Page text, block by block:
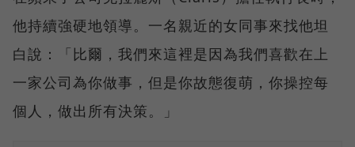
他持續強硬地領導。一名親近的女同事來找他坦
白說：「比爾，我們來這裡是因為我們喜歡在上
一家公司為你做事，但是你故態復萌，你操控每
個人，做出所有決策。」